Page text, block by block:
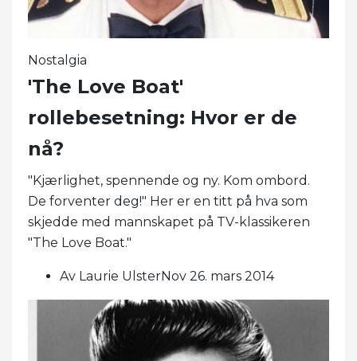
Nostalgia
'The Love Boat'
rollebesetning: Hvor er de
nå?
"Kjærlighet, spennende og ny. Kom ombord.
De forventer deg!" Her er en titt på hva som
skjedde med mannskapet på TV-klassikeren
"The Love Boat."
Av Laurie UlsterNov 26. mars 2014